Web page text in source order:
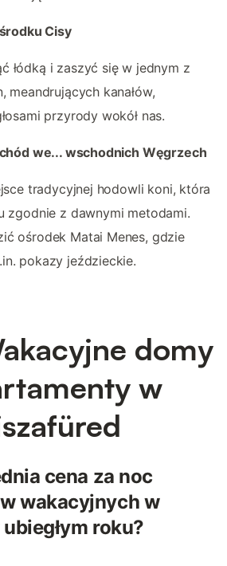
Cisy
łódką i zaszyć się w jednym z
meandrujących kanałów,
przyrody wokół nas.
we... wschodnich Węgrzech
tradycyjnej hodowli koni, która
zgodnie z dawnymi metodami.
ośrodek Matai Menes, gdzie
pokazy jeździeckie.
domy
w
cena za noc
wakacyjnych w
roku?